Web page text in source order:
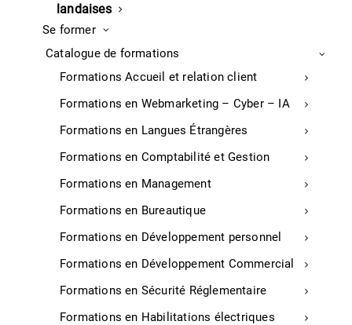
landaises
Se former
Catalogue de formations
Formations Accueil et relation client
Formations en Webmarketing – Cyber – IA
Formations en Langues Étrangères
Formations en Comptabilité et Gestion
Formations en Management
Formations en Bureautique
Formations en Développement personnel
Formations en Développement Commercial
Formations en Sécurité Réglementaire
Formations en Habilitations électriques
De nombreuses TPE et PME gèrent encore leurs
relations clients de manière informelle, ce qui
conduit à une perte d’informations, une
communication inefficace et une opportunité
La formation « Introduction aux outils de CRM
pour les TPE/PME » offre une initiation aux
permettant de centraliser les données,
d’automatiser certaines tâches et d’améliorer la
structuration favorise une meilleure organisation
et une croissance durable.